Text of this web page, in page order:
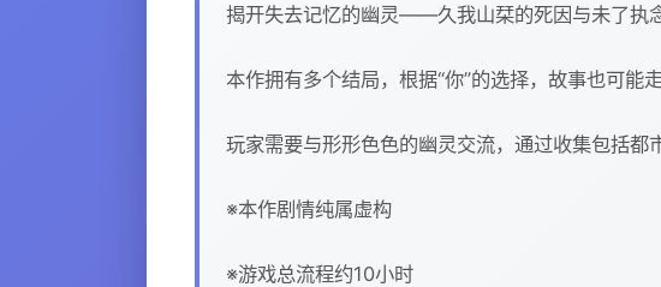
揭开失去记忆的幽灵——久我山栞的死因与未了执
本作拥有多个结局，根据“你”的选择，故事也可能
玩家需要与形形色色的幽灵交流，通过收集包括
※本作剧情纯属虚构
※游戏总流程约10小时